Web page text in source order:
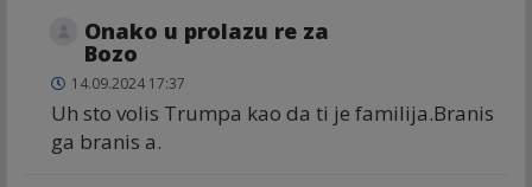
Onako u prolazu re za
Bozo
14.09.2024 17:37
Uh sto volis Trumpa kao da ti je familija.Branis
ga branis a.